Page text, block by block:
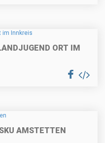
ORT IM
AMSTETTEN